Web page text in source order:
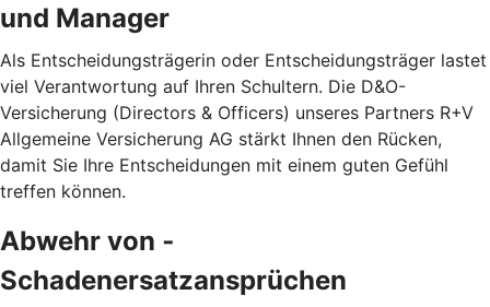
und Manager
Als Entscheidungsträgerin oder Entscheidungsträger lastet
viel Verantwortung auf Ihren Schultern. Die D&O-
Versicherung (Directors & Officers) unseres Partners R+V
Allgemeine Versicherung AG stärkt Ihnen den Rücken,
damit Sie Ihre Entscheidungen mit einem guten Gefühl
treffen können.
Abwehr von ­
Schadenersatzansprüchen